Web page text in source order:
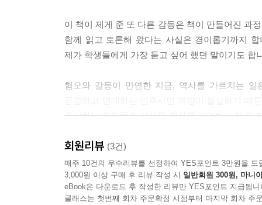
이 책이 제게 준 또 다른 감동은 책이 만들어진 과
함께 읽고 토론해 왔다는 사실은 경이롭기까지
제가 학생들에게 가장 듣고 싶어 했던 말이기도 합
혐오와 갈등이 만연한 지금, 역사를 가르치는
응시하는 저자들의 시선은 역사를 기억하는 태도
- 백옥진 (호곡중학교 역사 교사, 전 전국역사교사
회원리뷰 (3건)
매주 10건의 우수리뷰를 선정하여 YES포인트 3만원을 드
3,000원 이상 구매 후 리뷰 작성 시 일반회원 300원, 마니
eBook은 다운로드 후 작성한 리뷰만 YES포인트 지급됩니
클래스는 첫번째 회차 주문확정 시점부터 마지막 회차 주